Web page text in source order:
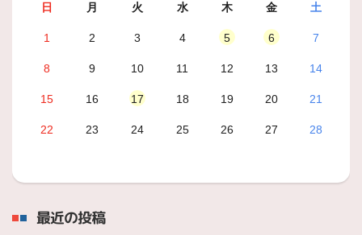
日 月 火 水 木 金 土
1 2 3 4 5 6 7
8 9 10 11 12 13 14
15 16 17 18 19 20 21
22 23 24 25 26 27 28
最近の投稿